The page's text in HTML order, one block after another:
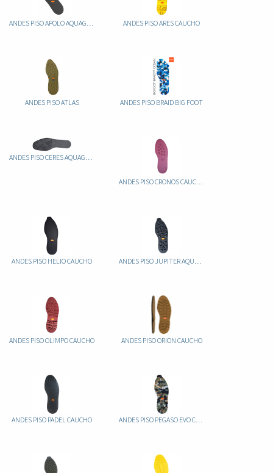
ANDES PISO APOLO AQUAGRIP CAUCHO ANDES PISO ARES CAUCHO
ANDES PISO ATLAS ANDES PISO BRAID BIG FOOT
ANDES PISO CRONOS CAUCHO
ANDES PISO HELIO CAUCHO ANDES PISO JUPITER AQUAGRIP CAUCHO
ANDES PISO OLIMPO CAUCHO ANDES PISO ORION CAUCHO
ANDES PISO PADEL CAUCHO ANDES PISO PEGASO EVO CAUCHO